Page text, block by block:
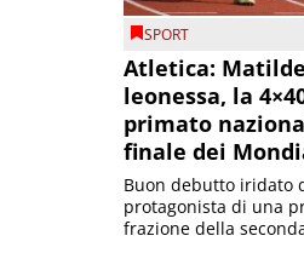
SPORT
Atletica:
leonessa, la
primato
finale dei
Buon debutto iridato
protagonista di una
frazione della